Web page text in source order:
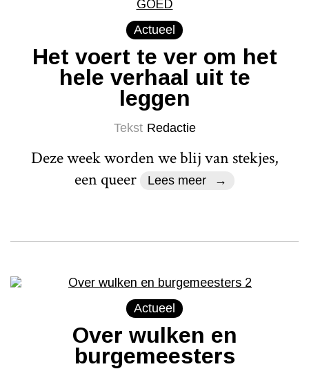
Actueel
Het voert te ver om het
hele verhaal uit te
leggen
Tekst Redactie
Deze week worden we blij van stekjes,
een queer
Lees meer
Actueel
Over wulken en
burgemeesters